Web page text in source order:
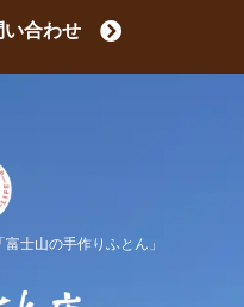
い合わせ
士山の手作りふとん」